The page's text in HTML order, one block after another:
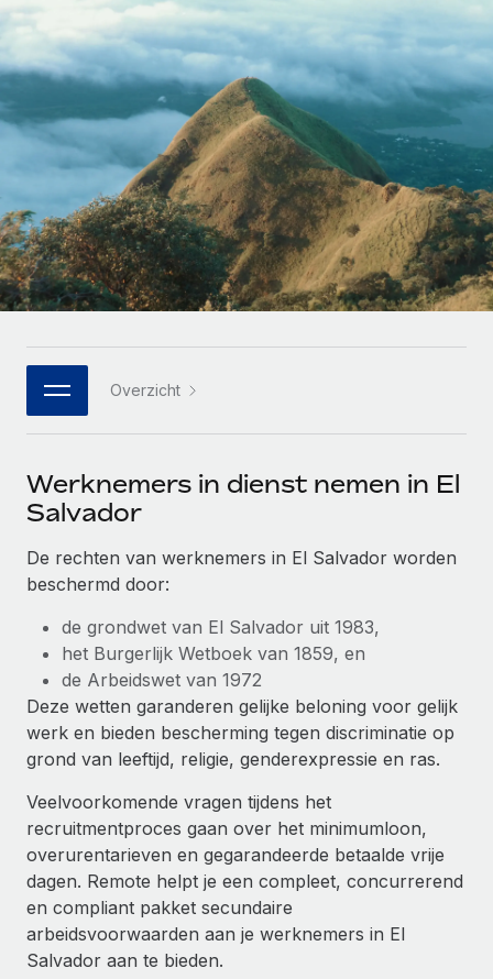
Zzp'ers internationaal onboarden en beheren
PEO
Ingewikkelde HR-taken eenvoudig uitbesteden
INFRASTRUCTUUR
Remote Embedded
HR naadloos in workflows integreren
Platform
Ingebouwde essentiële HR-functies voor je team
Integraties
DIENSTEN
Krijg hulp van global HR- en juridische experts
Achtergrondonderzoek
Vereenvoudig het screeningsproces van
kandidaten
Compliance Watchtower
Blijf compliance-risico's voor
Apparaatbeheer
Lever en track wereldwijd IT-middelen
Entiteiten oprichten
Stel snel compliant entiteiten op
Mobiliteit en overplaatsing
Plaats werknemers moeiteloos over
GROEIFASE
Flexibele global HR en payroll solutions voor groeiende
bedrijven
Mid-market
Teams uitbreiden met HR solutions op maat
Enterprise
Global HR voor grote bedrijven
WERK MET ONS SAMEN
Strategische technologiepartners
Een partner worden
Ontdek hoe je met ons kunt samenwerken
CASESTUDY'S
Betalingscalculator voor zzp'ers
Ontdek valuta-opties en betaalsnelheden voor
internationale zzp'ers
LEREN MET REMOTE
Onderzoek en gidsen
Casestudy's
HR-woordenlijst
Checklists en templates
Webinars
Newsroom
Inzichtencentrum
Support
Alle bronnen bekijken
BLOG
EOR en PEO
Contractor Management
Belastingen
Naar de blog
Nederlands
Deutsch
Español
Italiano
Português (Portugal)
日本語
한국어
Inloggen
Overzicht
Werknemers in dienst nemen in El
Salvador
De rechten van werknemers in El Salvador worden
beschermd door:
de grondwet van El Salvador uit 1983,
het Burgerlijk Wetboek van 1859, en
de Arbeidswet van 1972
Deze wetten garanderen gelijke beloning voor gelijk
werk en bieden bescherming tegen discriminatie op
grond van leeftijd, religie, genderexpressie en ras.
Veelvoorkomende vragen tijdens het
recruitmentproces gaan over het minimumloon,
overurentarieven en gegarandeerde betaalde vrije
dagen. Remote helpt je een compleet, concurrerend
en compliant pakket secundaire
arbeidsvoorwaarden aan je werknemers in El
Salvador aan te bieden.